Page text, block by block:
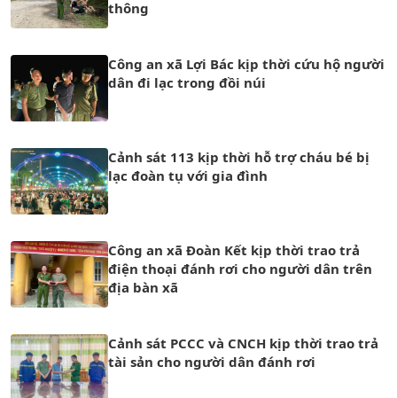
thông
Công an xã Lợi Bác kịp thời cứu hộ người
dân đi lạc trong đồi núi
Cảnh sát 113 kịp thời hỗ trợ cháu bé bị
lạc đoàn tụ với gia đình
Công an xã Đoàn Kết kịp thời trao trả
điện thoại đánh rơi cho người dân trên
địa bàn xã
Cảnh sát PCCC và CNCH kịp thời trao trả
tài sản cho người dân đánh rơi